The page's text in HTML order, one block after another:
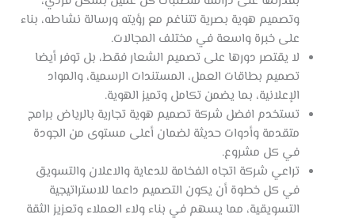
وتصميم هوية بصرية تتناغم مع رؤيته ورسالة نشاطه، بناء
على خبرة واسعة في مختلف المجالات.
لا يقتصر دورها على تصميم الشعار فقط، بل توفر أيضا
تصميم بطاقات العمل، المستندات الرسمية، والمواد
الإعلانية، بما يضمن تكامل وتميز الهوية.
تستخدم افضل شركة تصميم هوية تجارية بالرياض برامج
متقدمة وأدوات حديثة لضمان أعلى مستوى من الجودة
في كل مشروع.
تراعي شركة اتجاه الفخامة للدعاية والاعلان والتسويق
في كل خطوة أن يكون التصميم داعما للاستراتيجية
التسويقية، مما يسهم في بناء ولاء العملاء وتعزيز الثقة